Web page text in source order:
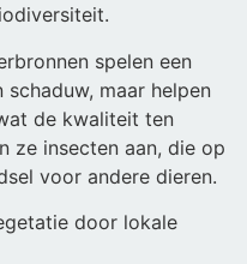
spelen een
maar helpen
de kwaliteit ten
ze insecten aan, die op
voor andere dieren.
door lokale